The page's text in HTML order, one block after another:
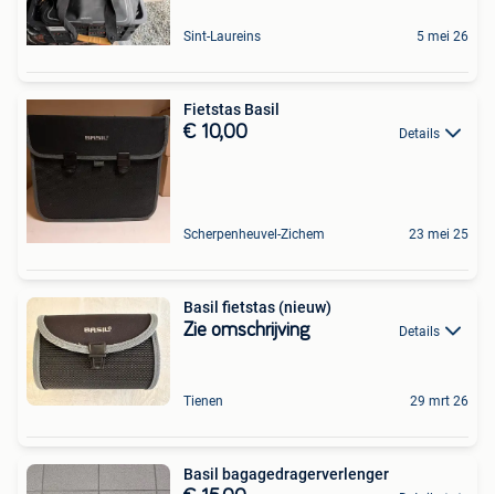
Sint-Laureins 5 mei 26
Fietstas Basil
€ 10,00 Details
Scherpenheuvel-Zichem 23 mei 25
Basil fietstas (nieuw)
Zie omschrijving Details
Tienen 29 mrt 26
Basil bagagedragerverlenger